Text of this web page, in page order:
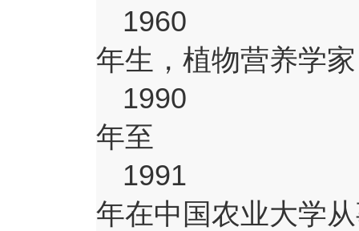
1960
年生，植物营养学
1990
年至
1991
年在中国农业大学